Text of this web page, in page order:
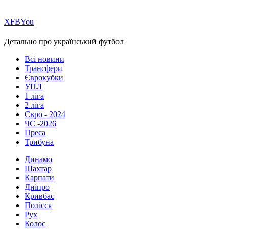
ХFBYou
Детально про український футбол
Всі новини
Трансфери
Єврокубки
УПЛ
1 ліга
2 ліга
Євро - 2024
ЧС -2026
Преса
Трибуна
Динамо
Шахтар
Карпати
Дніпро
Кривбас
Полісся
Рух
Колос